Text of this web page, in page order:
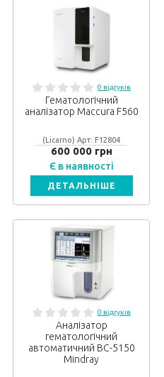
0 відгуків
Гематологічний
аналізатор Maccura F560
(Licarno) Арт: F12804
600 000 грн
Є в наявності
ДЕТАЛЬНІШЕ
0 відгуків
Аналізатор
гематологічний
автоматичний BC-5150
Mindray